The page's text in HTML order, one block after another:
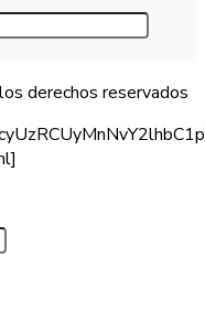
derechos reservados